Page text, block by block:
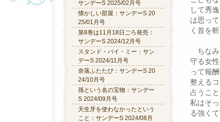
サンデーS 2025/02月号
懐かしい部屋：サンデーS 20
25/01月号
第8巻は11月18日ごろ発売：
サンデーS 2024/12月号
スタンド・バイ・ミー：サン
デーS 2024/11月号
奈落ふたたび：サンデーS 20
24/10月号
孫という名の宝物：サンデー
S 2024/09月号
天生牙を使わなかったという
こと：サンデーS 2024/08月
して秀
は思っ
く首を
ちなみ
守る女
って報
整える
占うこ
私はそ
る強く